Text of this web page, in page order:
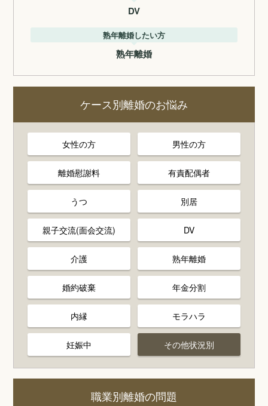
DV
熟年離婚したい方
熟年離婚
ケース別離婚のお悩み
女性の方 男性の方
離婚慰謝料 有責配偶者
うつ 別居
親子交流(面会交流) DV
介護 熟年離婚
婚約破棄 年金分割
内縁 モラハラ
妊娠中 その他状況別
職業別離婚の問題